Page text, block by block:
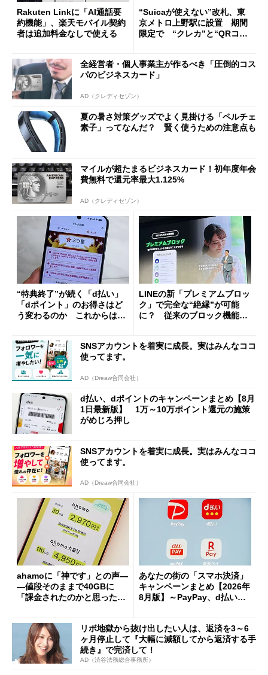
Rakuten Linkに「AI通話要
約機能」、楽天モバイル契約
者は追加料金なしで使える
“Suicaが使えない”改札、東
京メトロ上野駅に設置 期間
限定で “クレカ”と“QRコー
全経営者・個人事業主が作るべき「圧倒的コス
パのビジネスカード」
AD（クレディセゾン）
夏の暑さ対策グッズでよく見掛ける「ペルチェ
素子」ってなんだ？ 賢く使うための注意点も
マイルが超たまるビジネスカード！初年度年会
費無料で還元率最大1.125%
AD（クレディセゾン）
“特典終了”が続く「d払い」
「dポイント」のお得さはど
う変わるのか これからは
LINEの新「プレミアムブロッ
ク」で完全な“絶縁”が可能
に？ 従来のブロック機能と
SNSアカウントを着実に成長。実はみんなココ
使ってます。
AD（Dreaw合同会社）
d払い、dポイントのキャンペーンまとめ【8月
1日最新版】 1万～10万ポイント還元の施策
がめじろ押し
SNSアカウントを着実に成長。実はみんなココ
使ってます。
AD（Dreaw合同会社）
ahamoに「神です」との声―
―値段そのままで40GBに
「課金されたのかと思った」
あなたの街の「スマホ決済」
キャンペーンまとめ【2026年
8月版】～PayPay、d払い、a
リボ地獄から抜け出したい人は、返済を3～6
ヶ月停止して『大幅に減額してから返済する手
続き』で完済して！
AD（渋谷法務総合事務所）